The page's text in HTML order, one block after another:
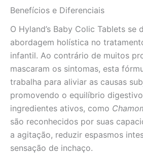
Benefícios e Diferenciais
O Hyland’s Baby Colic Tablets se
abordagem holística no
infantil. Ao contrário de muitos
mascaram os sintomas, esta
trabalha para aliviar as causas
promovendo o equilíbrio
ingredientes ativos, como
são reconhecidos por suas
a agitação, reduzir espasmos
sensação de inchaço.